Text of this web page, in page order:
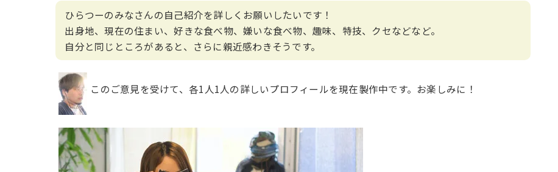
ひらつーのみなさんの自己紹介を詳しくお願いしたいです！
出身地、現在の住まい、好きな食べ物、嫌いな食べ物、趣味、特技、クセなどなど。
自分と同じところがあると、さらに親近感わきそうです。
このご意見を受けて、各1人1人の詳しいプロフィールを現在製作中です。お楽しみに！